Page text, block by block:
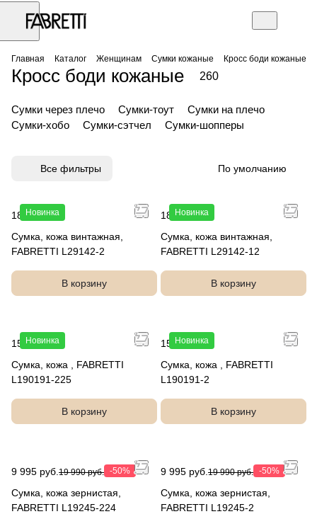
Главная Каталог Женщинам Сумки кожаные Кросс боди кожаные
Кросс боди кожаные 260
Сумки через плечо Сумки-тоут
Сумки на плечо
Сумки-хобо
Сумки-сэтчел Сумки-шопперы
Все фильтры По умолчанию
Новинка
18 990 руб.
Сумка, кожа винтажная,
FABRETTI L29142-2
В корзину
Новинка
18 990 руб.
Сумка, кожа винтажная,
FABRETTI L29142-12
В корзину
Новинка
15 990 руб.
Сумка, кожа , FABRETTI
L190191-225
В корзину
Новинка
15 990 руб.
Сумка, кожа , FABRETTI
L190191-2
В корзину
9 995 руб. 19 990 руб. -50%
Сумка, кожа зернистая,
FABRETTI L19245-224
9 995 руб. 19 990 руб. -50%
Сумка, кожа зернистая,
FABRETTI L19245-2